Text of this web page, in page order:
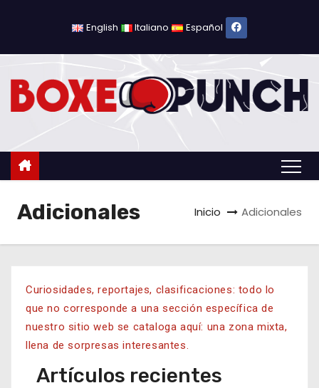
English Italiano Español
Adicionales Inicio Adicionales
Curiosidades, reportajes, clasificaciones: todo lo
que no corresponde a una sección específica de
nuestro sitio web se cataloga aquí: una zona mixta,
llena de sorpresas interesantes.
Artículos recientes